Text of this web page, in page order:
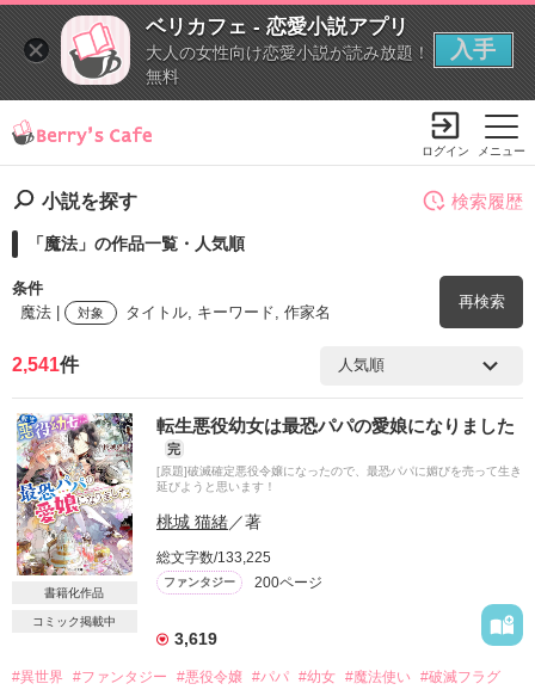
ベリカフェ - 恋愛小説アプリ
大人の女性向け恋愛小説が読み放題！
無料
入手
メニュー
ログイン
小説を探す
「魔法」の作品一覧・人気順
条件
魔法 |
対象 タイトル, キーワード, 作家名
再検索
検索ワード
を含む
詳しく検索
検索対象
タイトル キーワード
あらすじ
検索履歴
2,541件
書籍化作品
コミック掲載中
転生悪役幼女は最恐パパの愛娘になりました
完
[原題]破滅確定悪役令嬢になったので、最恐パパに媚びを売って生き
延びようと思います！
桃城 猫緒／著
総文字数/133,225
ファンタジー 200ページ
3,619
#異世界 #ファンタジー #悪役令嬢 #パパ #幼女 #魔法使い #破滅フラグ